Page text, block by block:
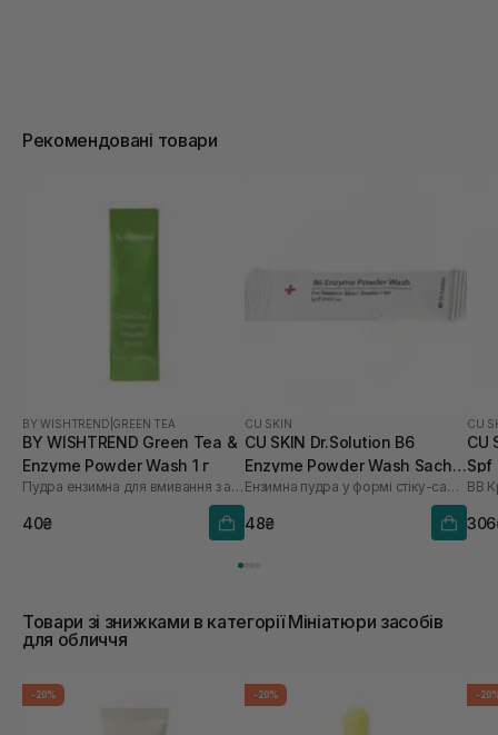
Рекомендовані товари
BY WISHTREND GREEN TEA
BY WISHTREND Green Tea &
Enzyme Powder Wash 1 г
Пудра ензимна для вмивання з ароматом матчі
40₴
CU SKIN
CU SKIN Dr.Solution B6
Enzyme Powder Wash Sachet
для проблемної та жирноїЕнзимна пудра у формі стіку-саше з піридоксином та каламіном
48₴
CU
CU
Spf
BB
Товари зі знижками в категорії Мініатюри засобів
для обличчя
-20% -20% -